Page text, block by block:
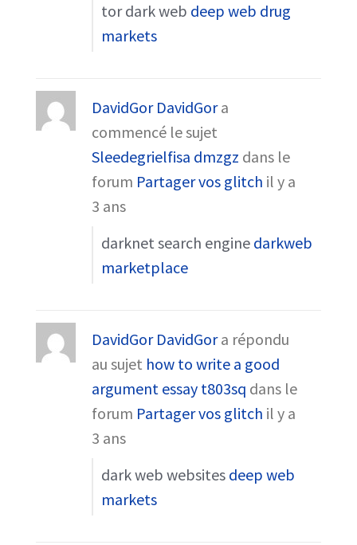
tor dark web deep web drug
markets
DavidGor DavidGora
commencé le sujet
Sleedegrielfisa dmzgz dans le
forum Partager vos glitch il y a
3 ans
darknet search engine darkweb
marketplace
DavidGor DavidGora répondu
au sujet how to write a good
argument essay t803sq dans le
forum Partager vos glitch il y a
3 ans
dark web websites deep web
markets